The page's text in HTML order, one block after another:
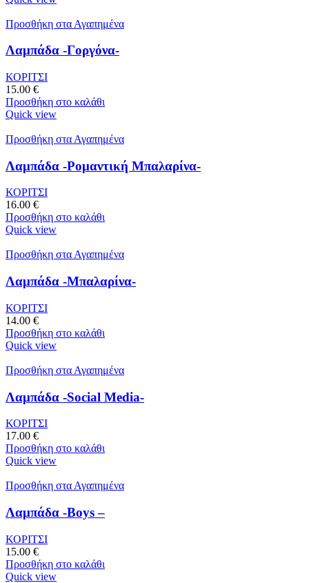
Προσθήκη στα Αγαπημένα
Λαμπάδα -Γοργόνα-
ΚΟΡΙΤΣΙ
15.00 €
Προσθήκη στο καλάθι
Quick view
Προσθήκη στα Αγαπημένα
Λαμπάδα -Ρομαντική Μπαλαρίνα-
ΚΟΡΙΤΣΙ
16.00 €
Προσθήκη στο καλάθι
Quick view
Προσθήκη στα Αγαπημένα
Λαμπάδα -Μπαλαρίνα-
ΚΟΡΙΤΣΙ
14.00 €
Προσθήκη στο καλάθι
Quick view
Προσθήκη στα Αγαπημένα
Λαμπάδα -Social Media-
ΚΟΡΙΤΣΙ
17.00 €
Προσθήκη στο καλάθι
Quick view
Προσθήκη στα Αγαπημένα
Λαμπάδα -Boys –
ΚΟΡΙΤΣΙ
15.00 €
Προσθήκη στο καλάθι
Quick view